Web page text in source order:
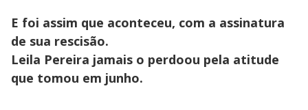
E foi assim que aconteceu, com a assinatura
de sua rescisão.
Leila Pereira jamais o perdoou pela atitude
que tomou em junho.